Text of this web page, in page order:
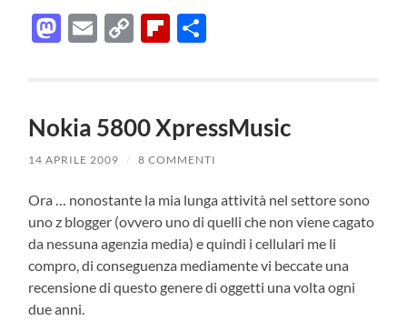
Mastodon
EmailCopyFlipboard
Nokia 5800 XpressMusic
14 APRILE 2009 / 8 COMMENTI
Ora … nonostante la mia lunga attività nel settore sono
uno z blogger (ovvero uno di quelli che non viene cagato
da nessuna agenzia media) e quindi i cellulari me li
compro, di conseguenza mediamente vi beccate una
recensione di questo genere di oggetti una volta ogni
due anni.